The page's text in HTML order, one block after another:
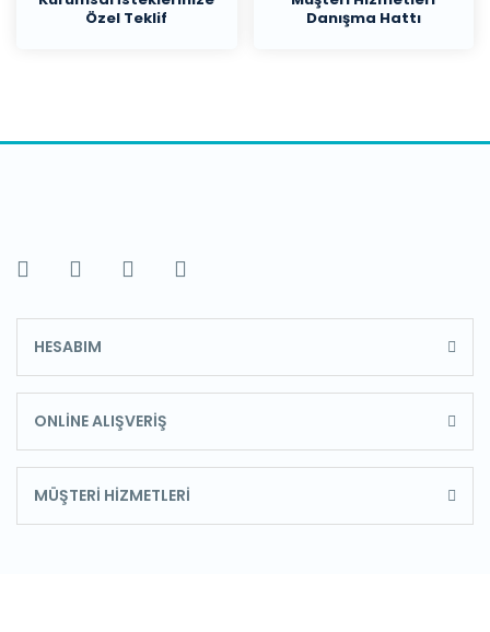
Özel Teklif
Danışma Hattı
HESABIM
ONLİNE ALIŞVERİŞ
MÜŞTERİ HİZMETLERİ